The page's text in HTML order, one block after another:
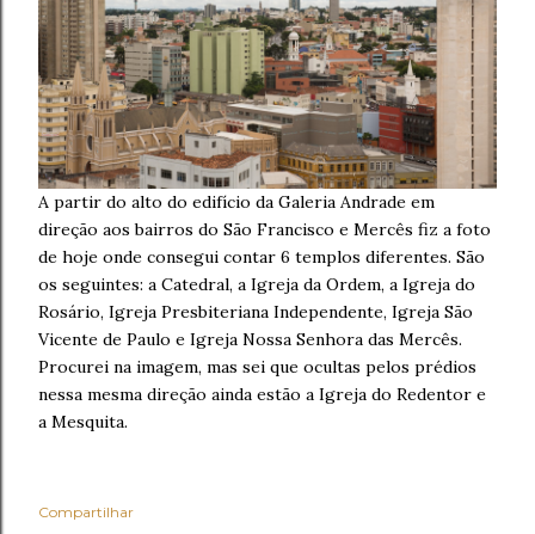
A partir do alto do edifício da Galeria Andrade em
direção aos bairros do São Francisco e Mercês fiz a foto
de hoje onde consegui contar 6 templos diferentes. São
os seguintes: a Catedral, a Igreja da Ordem, a Igreja do
Rosário, Igreja Presbiteriana Independente, Igreja São
Vicente de Paulo e Igreja Nossa Senhora das Mercês.
Procurei na imagem, mas sei que ocultas pelos prédios
nessa mesma direção ainda estão a Igreja do Redentor e
a Mesquita.
Compartilhar